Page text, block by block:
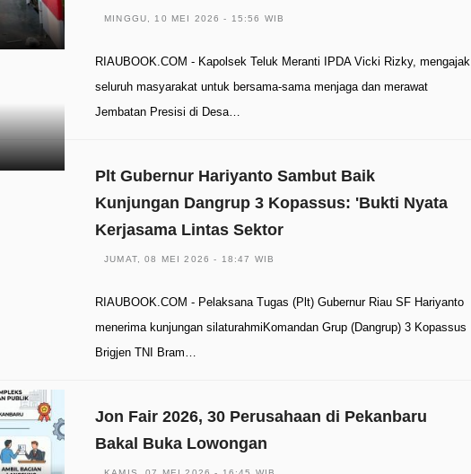
MINGGU, 10 MEI 2026 - 15:56 WIB
RIAUBOOK.COM - Kapolsek Teluk Meranti IPDA Vicki Rizky, mengajak
seluruh masyarakat untuk bersama-sama menjaga dan merawat
Jembatan Presisi di Desa…
Plt Gubernur Hariyanto Sambut Baik
Kunjungan Dangrup 3 Kopassus: 'Bukti Nyata
Kerjasama Lintas Sektor
JUMAT, 08 MEI 2026 - 18:47 WIB
RIAUBOOK.COM - Pelaksana Tugas (Plt) Gubernur Riau SF Hariyanto
menerima kunjungan silaturahmiKomandan Grup (Dangrup) 3 Kopassus
Brigjen TNI Bram…
Jon Fair 2026, 30 Perusahaan di Pekanbaru
Bakal Buka Lowongan